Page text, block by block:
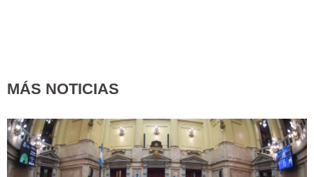
MÁS NOTICIAS